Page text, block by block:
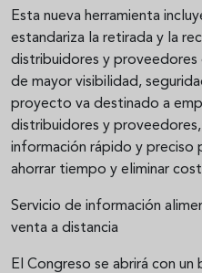
Esta nueva herramienta
estandariza la retirada y la
distribuidores y
de mayor visibilidad,
proyecto va destinado a
distribuidores y
información rápido y preciso
ahorrar tiempo y eliminar
Servicio de información
venta a distancia
El Congreso se abrirá con